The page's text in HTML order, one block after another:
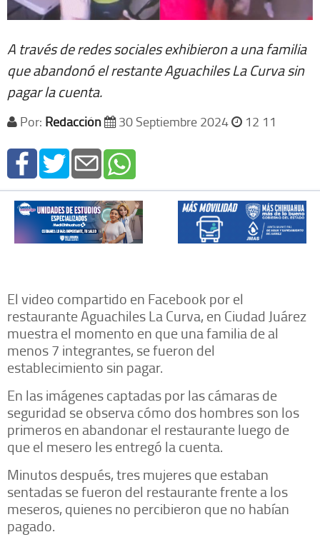
A través de redes sociales exhibieron a una familia
que abandonó el restante Aguachiles La Curva sin
pagar la cuenta.
Por: Redacción 30 Septiembre 2024 12 11
El video compartido en Facebook por el
restaurante Aguachiles La Curva, en Ciudad Juárez
muestra el momento en que una familia de al
menos 7 integrantes, se fueron del
establecimiento sin pagar.
En las imágenes captadas por las cámaras de
seguridad se observa cómo dos hombres son los
primeros en abandonar el restaurante luego de
que el mesero les entregó la cuenta.
Minutos después, tres mujeres que estaban
sentadas se fueron del restaurante frente a los
meseros, quienes no percibieron que no habían
pagado.